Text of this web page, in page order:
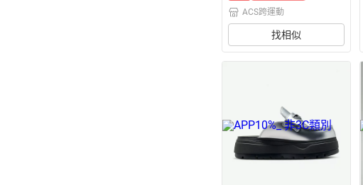
ACS跨運動
找相似